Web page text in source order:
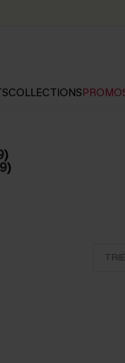
COLLECTIONS
)
)